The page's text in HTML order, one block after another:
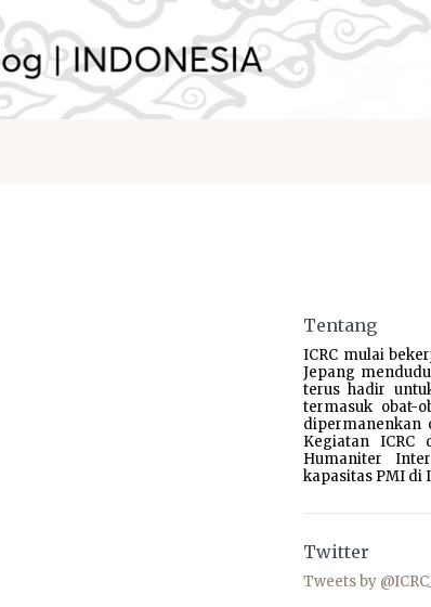
Tentang
ICRC mulai
Jepang
terus hadir
termasuk obat-
dipermanenkan
Kegiatan ICRC
Humaniter
kapasitas PMI di
Twitter
Tweets by